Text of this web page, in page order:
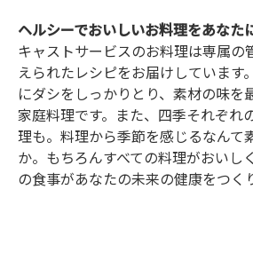
ヘルシーでおいしいお料理をあなた
キャストサービスのお料理は専属の
えられたレシピをお届けしています
にダシをしっかりとり、素材の味を
家庭料理です。また、四季それぞれ
理も。料理から季節を感じるなんて
か。もちろんすべての料理がおいし
の食事があなたの未来の健康をつく